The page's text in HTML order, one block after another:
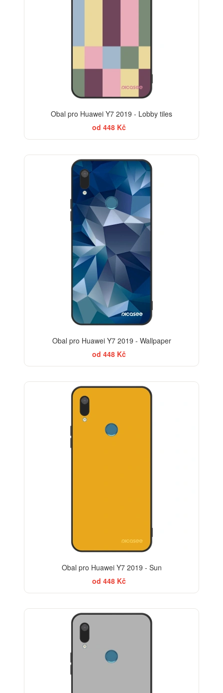
Obal pro Huawei Y7 2019 - Lobby tiles
od 448 Kč
Obal pro Huawei Y7 2019 - Wallpaper
od 448 Kč
Obal pro Huawei Y7 2019 - Sun
od 448 Kč